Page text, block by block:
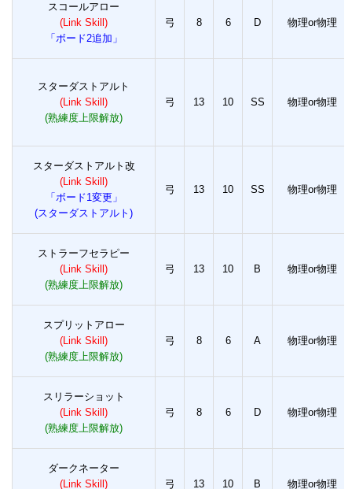
スコールアロー
(Link Skill)
「ボード2追加」
弓 8 6 D 物理or物理
スターダストアルト
(Link Skill)
(熟練度上限解放)
弓 13 10 SS 物理or物理
スターダストアルト改
(Link Skill)
「ボード1変更」
(スターダストアルト)
弓 13 10 SS 物理or物理
ストラーフセラピー
(Link Skill)
(熟練度上限解放)
弓 13 10 B 物理or物理
スプリットアロー
(Link Skill)
(熟練度上限解放)
弓 8 6 A 物理or物理
スリラーショット
(Link Skill)
(熟練度上限解放)
弓 8 6 D 物理or物理
ダークネーター
(Link Skill)
弓 13 10 B 物理or物理